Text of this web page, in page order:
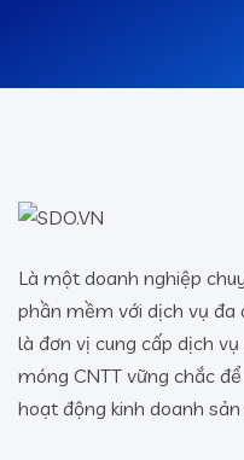
Là một doanh nghiệp
phần mềm với dịch vụ đa
là đơn vị cung cấp dịch
móng CNTT vững chắc
hoạt động kinh doanh sản